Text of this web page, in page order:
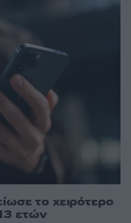
το χειρότερο
ετών